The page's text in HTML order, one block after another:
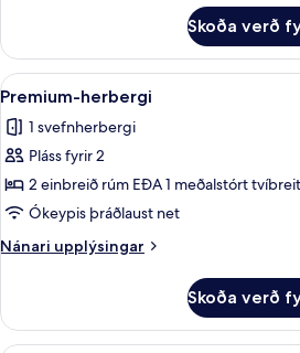
herbergi
svalir
Skoða verð
Skoða
allar
myndir
fyrir
Premium-
herbergi
4
Premium-herbergi
1 svefnherbergi
Pláss fyrir 2
2 einbreið rúm EÐA 1 meðalstórt
Ókeypis þráðlaust net
Nánari upplýsingar
Nánari
herbergi
Skoða verð